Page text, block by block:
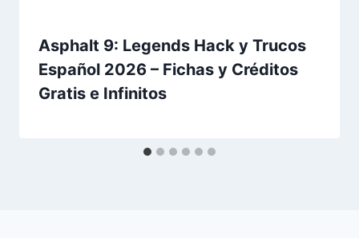
Asphalt 9: Legends Hack y Trucos
Español 2026 – Fichas y Créditos
Gratis e Infinitos